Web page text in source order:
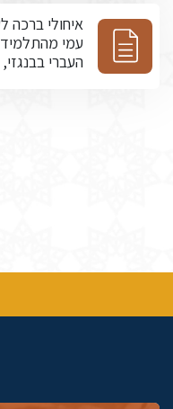
איחולי ברכה
עמי
העברי בבנגזי,